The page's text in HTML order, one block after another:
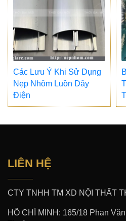
Các Lưu Ý Khi Sử Dụng
Nẹp Nhôm Luồn Dây
Điện
LIÊN HỆ
CTY TNHH TM XD NỘI THẤT
HỒ CHÍ MINH: 165/18 Phan